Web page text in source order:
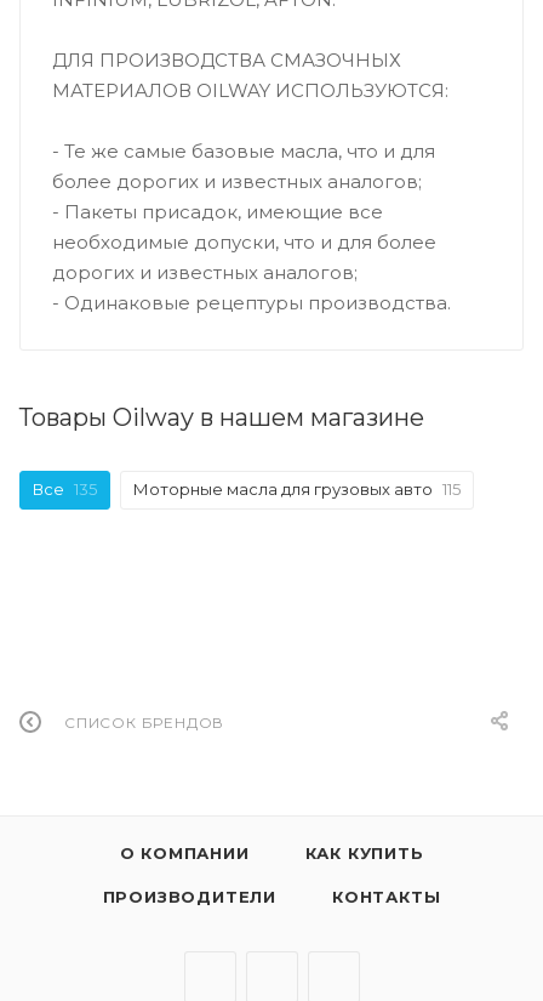
ДЛЯ ПРОИЗВОДСТВА СМАЗОЧНЫХ
МАТЕРИАЛОВ OILWAY ИСПОЛЬЗУЮТСЯ:
- Те же самые базовые масла, что и для
более дорогих и известных аналогов;
- Пакеты присадок, имеющие все
необходимые допуски, что и для более
дорогих и известных аналогов;
- Одинаковые рецептуры производства.
Товары Oilway в нашем магазине
Все 135 Моторные масла для грузовых авто 115
СПИСОК БРЕНДОВ
О КОМПАНИИ КАК КУПИТЬ
ПРОИЗВОДИТЕЛИ КОНТАКТЫ